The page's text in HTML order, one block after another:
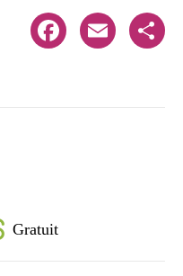
Facebook Email Share
Gratuit